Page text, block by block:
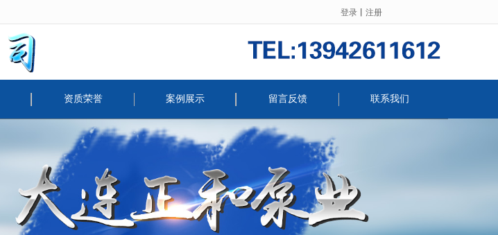
登录 丨 注册
资质荣誉 案例展示 留言反馈 联系我们